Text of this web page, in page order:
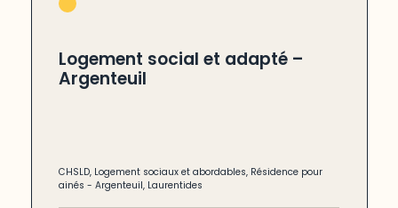
Logement social et adapté –
Argenteuil
CHSLD, Logement sociaux et abordables, Résidence pour
ainés -Argenteuil, Laurentides